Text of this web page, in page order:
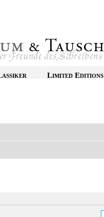
Limited Editions